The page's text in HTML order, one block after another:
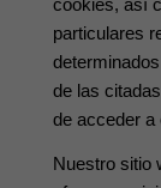
cookies, así
particulares
de las
de acceder a
Nuestro sitio